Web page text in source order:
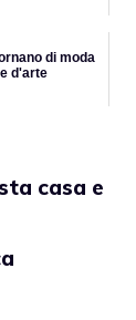
di moda
d'arte
casa e